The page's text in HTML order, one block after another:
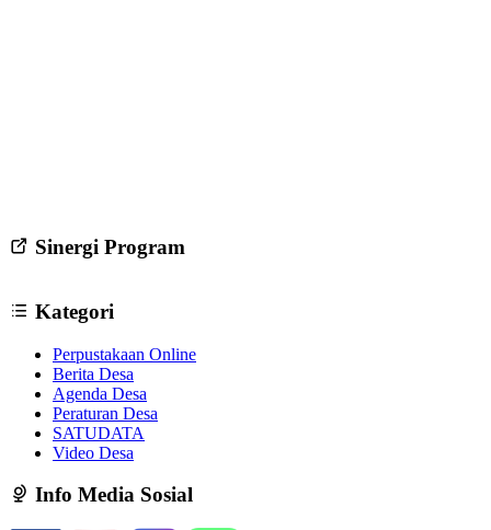
Sinergi Program
Kategori
Perpustakaan Online
Berita Desa
Agenda Desa
Peraturan Desa
SATUDATA
Video Desa
Info Media Sosial